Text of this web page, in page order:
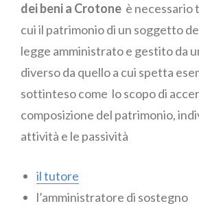
dei beni a Crotone è necessario
cui il patrimonio di un soggetto
legge amministrato e gestito da
diverso da quello a cui spetta
sottinteso come lo scopo di
composizione del patrimonio,
attività e le passività
il tutore
l’amministratore di sostegno